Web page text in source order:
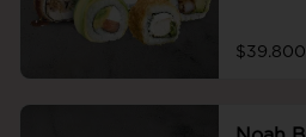
$39.800